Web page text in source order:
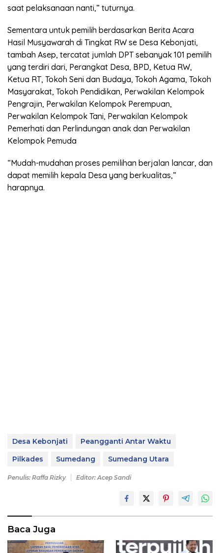
saat pelaksanaan nanti,” tuturnya.
Sementara untuk pemilih berdasarkan Berita Acara
Hasil Musyawarah di Tingkat RW se Desa Kebonjati,
tambah Asep, tercatat jumlah DPT sebanyak 101 pemilih
yang terdiri dari, Perangkat Desa, BPD, Ketua RW,
Ketua RT, Tokoh Seni dan Budaya, Tokoh Agama, Tokoh
Masyarakat, Tokoh Pendidikan, Perwakilan Kelompok
Pengrajin, Perwakilan Kelompok Perempuan,
Perwakilan Kelompok Tani, Perwakilan Kelompok
Pemerhati dan Perlindungan anak dan Perwakilan
Kelompok Pemuda
“Mudah-mudahan proses pemilihan berjalan lancar, dan
dapat memilih kepala Desa yang berkualitas,”
harapnya.
Desa Kebonjati
Peangganti Antar Waktu
Pilkades
Sumedang Sumedang Utara
Penulis: Raffa Rizky Editor: Acep Sandi
Baca Juga